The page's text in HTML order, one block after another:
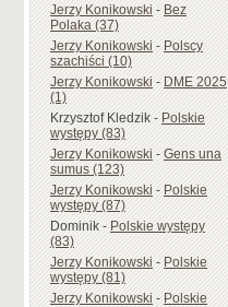
Jerzy Konikowski-Bez
Polaka (37)
Jerzy Konikowski-Polscy
szachiści (10)
Jerzy Konikowski-DME 2025
(1)
Krzysztof Kledzik-Polskie
występy (83)
Jerzy Konikowski-Gens una
sumus (123)
Jerzy Konikowski-Polskie
występy (87)
Dominik-Polskie występy
(83)
Jerzy Konikowski-Polskie
występy (81)
Jerzy Konikowski-Polskie